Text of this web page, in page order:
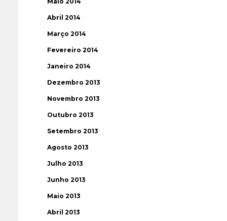
Abril 2014
Março 2014
Fevereiro 2014
Janeiro 2014
Dezembro 2013
Novembro 2013
Outubro 2013
Setembro 2013
Agosto 2013
Julho 2013
Junho 2013
Maio 2013
Abril 2013